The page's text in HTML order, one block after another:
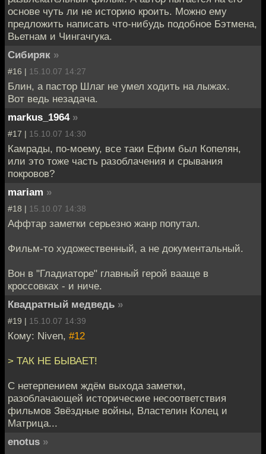
основе чуть ли не историю кроить. Можно ему
предложить написать что-нибудь подобное Бэтмена,
Вьетнам и Чингачгука.
Сибиряк »
#16 | 15.10.07 14:27
Блин, а пастор Шлаг не умел ходить на лыжах.
Вот ведь незадача.
markus_1964 »
#17 | 15.10.07 14:30
Камрады, по-моему, все таки Ефим был Копелян,
или это тоже часть разоблачения и срывания
покровов?
mariam »
#18 | 15.10.07 14:38
Аффтар заметки серьезно жанр попутал.
Фильм-то художественный, а не документальный.
Вон в "Гладиаторе" главный герой вааще в
кроссовках - и ниче.
Квадратный медведь »
#19 | 15.10.07 14:39
Кому: Niven, #12
> ТАК НЕ БЫВАЕТ!
С нетерпением ждём выхода заметки,
разоблачающей исторические несоответствия
фильмов Звёздные войны, Властелин Колец и
Матрица...
enotus »